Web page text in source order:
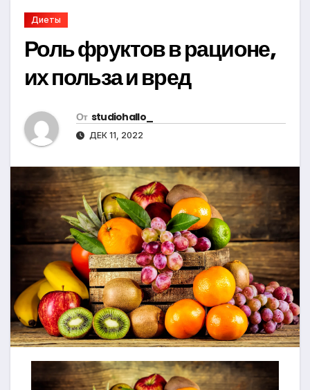
Диеты
Роль фруктов в рационе,
их польза и вред
От studiohallo_
ДЕК 11, 2022